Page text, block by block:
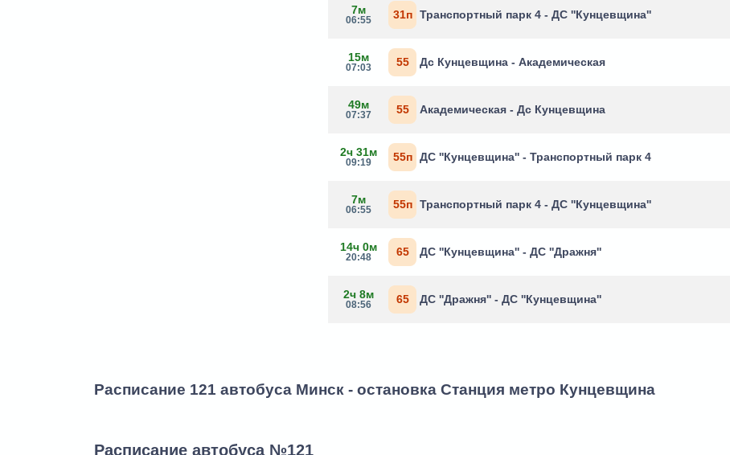
7м
06:55 31п Транспортный парк 4 - ДС ''Кунцевщина''
15м
07:03 55 Дс Кунцевщина - Академическая
49м
07:37 55 Академическая - Дс Кунцевщина
2ч 31м
09:19 55п ДС ''Кунцевщина'' - Транспортный парк 4
7м
06:55 55п Транспортный парк 4 - ДС ''Кунцевщина''
14ч 0м
20:48 65 ДС ''Кунцевщина'' - ДС ''Дражня''
2ч 8м
08:56 65 ДС ''Дражня'' - ДС ''Кунцевщина''
Расписание 121 автобуса Минск - остановка Станция метро Кунцевщина
Расписание автобуса №121